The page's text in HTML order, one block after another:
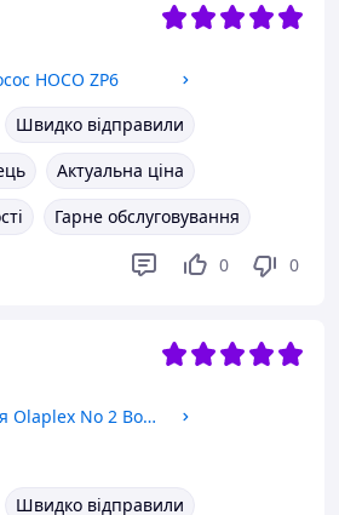
HOCO ZP6
Швидко відправили
Актуальна ціна
Гарне обслуговування
0 0
Фіксатор для волосся Olaplex No 2 Bond Perfector 100 ml
Швидко відправили